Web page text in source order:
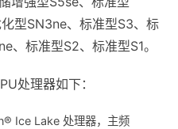
型SN3ne、标准型S3、标
、标准型S2、标准型S1。
处理器如下：
Ice Lake 处理器，主频